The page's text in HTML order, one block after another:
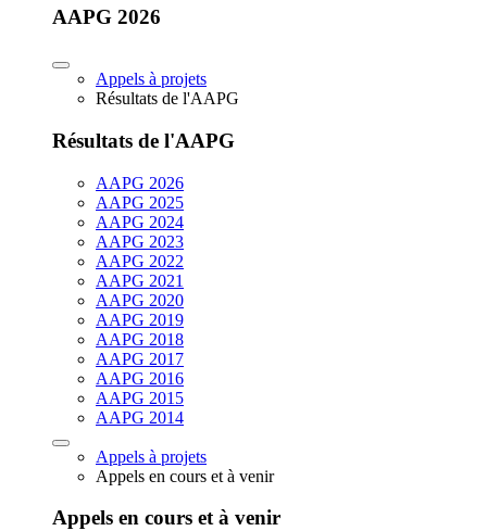
AAPG 2026
Appels à projets
Résultats de l'AAPG
Résultats de l'AAPG
AAPG 2026
AAPG 2025
AAPG 2024
AAPG 2023
AAPG 2022
AAPG 2021
AAPG 2020
AAPG 2019
AAPG 2018
AAPG 2017
AAPG 2016
AAPG 2015
AAPG 2014
Appels à projets
Appels en cours et à venir
Appels en cours et à venir